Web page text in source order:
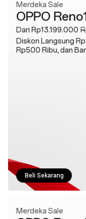
Merdeka Sale
OPPO
Dari Rp13.199.000
Diskon Langsung
Rp500 Ribu, dan
Beli Sekarang
Merdeka Sale